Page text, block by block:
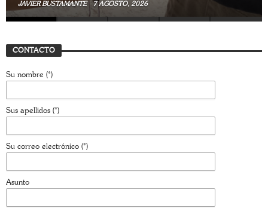
JAVIER BUSTAMANTE 7 AGOSTO, 2026
CONTACTO
Su nombre (*)
Sus apellidos (*)
Su correo electrónico (*)
Asunto